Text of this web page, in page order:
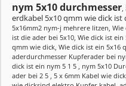
nym 5x10 durchmesser,
erdkabel 5x10 qmm wie dick ist
5x16mm2 nym-j mehrere litzen, Wie
ist die ader bei 5x10, Wie dick ist ein
qmm wie dick, Wie dick ist ein 5x16
aderdurchmesser Kupferader bei
dick ist ein nym 5 1 5 , nym 5x10
ader bei 2 5 , 5 x 6mm Kabel wie dick